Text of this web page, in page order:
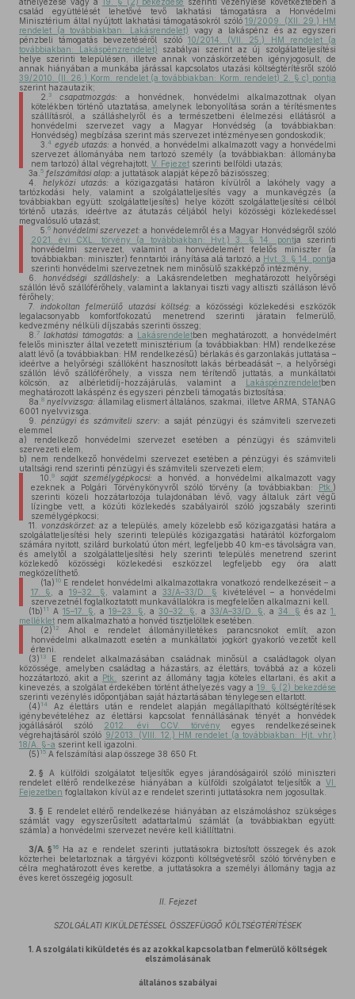
család együttélését lehetővé tevő lakhatási támogatásra a Honvédelmi
Minisztérium által nyújtott lakhatási támogatásokról szóló19/2009. (XII. 29.) HM
rendelet (a továbbiakban: Lakásrendelet) vagy a lakáspénz és az egyszeri
pénzbeli támogatás bevezetéséről szóló 10/2014. (VII. 25.) HM rendelet (a
továbbiakban: Lakáspénzrendelet) szabályai szerint az új szolgálatteljesítési
helye szerinti településen, illetve annak vonzáskörzetében igényjogosult, de
annak hiányában a munkába járással kapcsolatos utazási költségtérítésről szóló
39/2010. (II. 26.) Korm. rendelet (a továbbiakban: Korm. rendelet) 2. § c) pontja
szerint hazautazik;
2. 3 csapatmozgás: a honvédnek, honvédelmi alkalmazottnak olyan
kötelékben történő utaztatása, amelynek lebonyolítása során a térítésmentes
szállításról, a szálláshelyről és a természetbeni élelmezési ellátásról a
honvédelmi szervezet vagy a Magyar Honvédség (a továbbiakban:
Honvédség) megbízása szerint más szervezet intézményesen gondoskodik;
3. 4 egyéb utazás: a honvéd, a honvédelmi alkalmazott vagy a honvédelmi
szervezet állományába nem tartozó személy (a továbbiakban: állományba
nem tartozó) által végrehajtott, V. Fejezetszerinti belföldi utazás;
3a. 5 felszámítási alap: a juttatások alapját képező bázisösszeg;
4.
helyközi utazás:
a közigazgatási határon kívülről a lakóhely vagy a
tartózkodási hely, valamint a szolgálatteljesítés vagy a munkavégzés (a
továbbiakban együtt: szolgálatteljesítés) helye között szolgálatteljesítési célból
történő utazás, ideértve az átutazás céljából helyi közösségi közlekedéssel
megvalósuló utazást;
5. 6 honvédelmi szervezet: a honvédelemről és a Magyar Honvédségről szóló
2021. évi CXL. törvény (a továbbiakban: Hvt.) 3. § 14. pontja szerinti
honvédelmi szervezet, valamint a honvédelemért felelős miniszter (a
továbbiakban: miniszter) fenntartói irányítása alá tartozó, a Hvt. 3. § 14. pontja
szerinti honvédelmi szervezetnek nem minősülő szakképző intézmény,
6.
honvédségi szálláshely: a Lakásrendeletben meghatározott helyőrségi
szállón lévő szállóférőhely, valamint a laktanyai tiszti vagy altiszti szálláson lévő
férőhely;
7.
indokoltan felmerülő utazási költség: a közösségi közlekedési eszközök
legalacsonyabb komfortfokozatú menetrend szerinti járatain felmerülő,
kedvezmény nélküli díjszabás szerinti összeg;
8. 7 lakhatási támogatás: a Lakásrendeletben meghatározott, a honvédelmért
felelős miniszter által vezetett minisztérium (a továbbiakban: HM) rendelkezése
alatt lévő (a továbbiakban: HM rendelkezésű) bérlakás és garzonlakás juttatása –
ideértve a helyőrségi szállóként hasznosított lakás bérbeadását –, a helyőrségi
szállón lévő szállóférőhely, a vissza nem térítendő juttatás, a munkáltatói
kölcsön, az albérletidíj-hozzájárulás, valamint a Lakáspénzrendeletben
meghatározott lakáspénz és egyszeri pénzbeli támogatás biztosítása;
8a. 8 nyelvvizsga: államilag elismert általános, szakmai, illetve ARMA, STANAG
6001 nyelvvizsga.
9.
pénzügyi és számviteli szerv: a saját pénzügyi és számviteli szervezeti
elemmel
a) rendelkező honvédelmi szervezet esetében a pénzügyi és számviteli
szervezeti elem,
b) nem rendelkező honvédelmi szervezet esetében a pénzügyi és számviteli
utaltsági rend szerinti pénzügyi és számviteli szervezeti elem;
10. 9 saját személygépkocsi: a honvéd, a honvédelmi alkalmazott vagy
ezeknek a Polgári Törvénykönyvről szóló törvény (a továbbiakban: Ptk. )
szerinti közeli hozzátartozója tulajdonában lévő, vagy általuk zárt végű
lízingbe vett, a közúti közlekedés szabályairól szóló jogszabály szerinti
személygépkocsi;
11.
vonzáskörzet: az a település, amely közelebb eső közigazgatási határa a
szolgálatteljesítési hely szerinti település közigazgatási határától közforgalom
számára nyitott, szilárd burkolatú úton mért, legfeljebb 40 km-es távolságra van,
és amelytől a szolgálatteljesítési hely szerinti település menetrend szerint
közlekedő közösségi közlekedési eszközzel legfeljebb egy óra alatt
megközelíthető.
(1a) 10E rendelet honvédelmi alkalmazottakra vonatkozó rendelkezéseit – a
17. §
, a 19–32. § , valamint a33/A–33/D. § kivételével – a honvédelmi
szervezetnél foglalkoztatott munkavállalókra is megfelelően alkalmazni kell.
(1b) 11 A 15–17. § , a 19–23. § , a 30–32. § , a 33/A–33/D. § , a 34. § és az 1.
melléklet nem alkalmazható a honvéd tisztjelöltek esetében.
(2) 12
Ahol e rendelet állományilletékes parancsnokot említ, azon
honvédelmi alkalmazott esetén a munkáltatói jogkört gyakorló vezetőt kell
érteni.
(3) 13
E rendelet alkalmazásában családnak minősül a családtagok olyan
közössége, amelyben családtag a házastárs, az élettárs, továbbá az a közeli
hozzátartozó, akit a Ptk.
szerint az állomány tagja köteles eltartani, és akit a
kinevezés, a szolgálat érdekében történt áthelyezés vagy a19. § (2) bekezdése
szerinti vezénylés időpontjában saját háztartásában ténylegesen eltartott.
(4) 14
Az élettárs után e rendelet alapján megállapítható költségtérítések
igénybevételéhez az élettársi kapcsolat fennállásának tényét a honvédek
jogállásáról szóló 2012. évi CCV. törvény egyes rendelkezéseinek
végrehajtásáról szóló 9/2013. (VIII. 12.) HM rendelet (a továbbiakban: Hjt. vhr.)
18/A. §-a szerint kell igazolni.
(5) 15 A felszámítási alap összege 38 650 Ft.
2. § A külföldi szolgálatot teljesítők egyes járandóságairól szóló miniszteri
rendelet eltérő rendelkezése hiányában a külföldi szolgálatot teljesítők a VI.
Fejezetben foglaltakon kívül az e rendelet szerinti juttatásokra nem jogosultak.
3. § E rendelet eltérő rendelkezése hiányában az elszámoláshoz szükséges
számlát vagy egyszerűsített adattartalmú számlát (a továbbiakban együtt:
számla) a honvédelmi szervezet nevére kell kiállíttatni.
3/A. § 16
Ha az e rendelet szerinti juttatásokra biztosított összegek és azok
közterhei beletartoznak a tárgyévi központi költségvetésről szóló törvényben e
célra meghatározott éves keretbe, a juttatásokra a személyi állomány tagja az
éves keret összegéig jogosult.
II. Fejezet
SZOLGÁLATI KIKÜLDETÉSSEL ÖSSZEFÜGGŐ KÖLTSÉGTÉRÍTÉSEK
1. A szolgálati kiküldetés és az azokkal kapcsolatban felmerülő költségek
elszámolásának
általános szabályai